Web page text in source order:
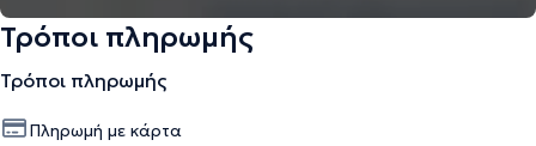
Τρόποι πληρωμής
Τρόποι πληρωμής
Πληρωμή με κάρτα